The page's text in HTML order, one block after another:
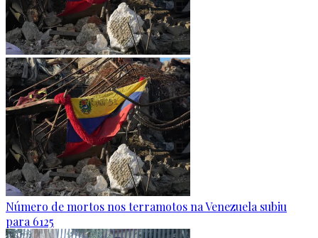
Número de mortos nos terramotos na Venezuela subiu
para 6125